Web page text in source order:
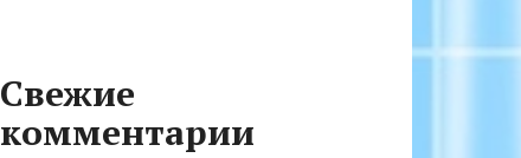
Свежие
комментарии